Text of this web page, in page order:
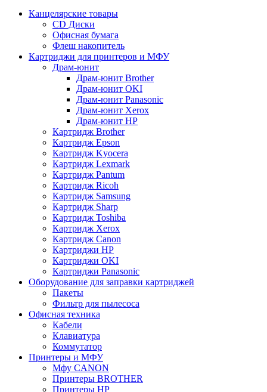
Канцелярские товары
CD Диски
Офисная бумага
Флеш накопитель
Картриджи для принтеров и МФУ
Драм-юнит
Драм-юнит Brother
Драм-юнит OKI
Драм-юнит Panasonic
Драм-юнит Xerox
Драм-юнит НР
Картридж Brother
Картридж Epson
Картридж Kyocera
Картридж Lexmark
Картридж Pantum
Картридж Ricoh
Картридж Samsung
Картридж Sharp
Картридж Toshiba
Картридж Xerox
Картридж Сanon
Картриджи HP
Картриджи OKI
Картриджи Panasonic
Оборудование для заправки картриджей
Пакеты
Фильтр для пылесоса
Офисная техника
Кабели
Клавиатура
Коммутатор
Принтеры и МФУ
Мфу CANON
Принтеры BROTHER
Принтеры HP